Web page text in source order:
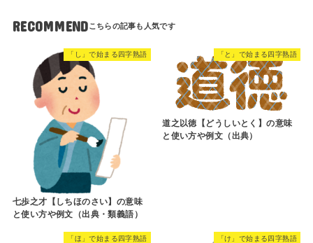
RECOMMEND
「し」で始まる四字熟語
七歩之才【しちほのさい】の意味
と使い方や例文（出典・類義語）
「と」で始まる四字熟語
道之以徳【どうしいとく】の意味
と使い方や例文（出典）
「ほ」で始まる四字熟語 「け」で始まる四字熟語